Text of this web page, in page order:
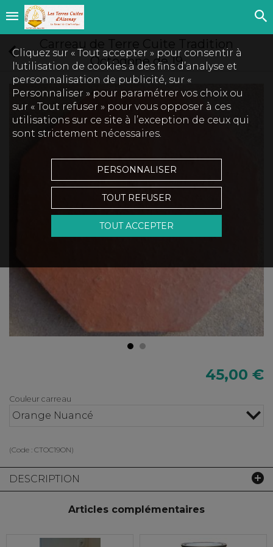
Octogone de 19
45,00 €
Couleur carreau
Orange Nuancé
(Code : CTOC19ON)
DESCRIPTION
Articles complémentaires
Cliquez sur « Tout accepter » pour consentir à
l'utilisation de cookies à des fins d’analyse et
personnalisation de publicité, sur «
Personnaliser » pour paramétrer vos choix ou
sur « Tout refuser » pour vous opposer à ces
utilisations sur ce site à l’exception de ceux qui
sont strictement nécessaires.
PERSONNALISER
TOUT REFUSER
TOUT ACCEPTER